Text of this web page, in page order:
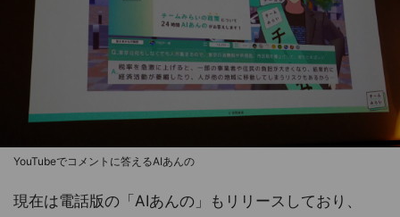
YouTubeでコメントに答えるAIあんの
現在は電話版の「AIあんの」もリリースしており、